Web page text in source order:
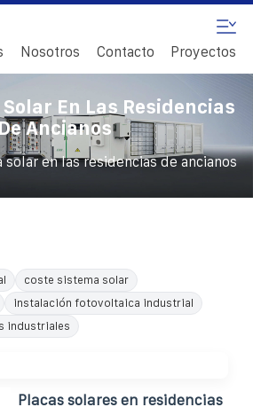
Nosotros Contacto Proyectos
En Las Residencias
De Ancianos
solar en las residencias de ancianos
coste sistema solar
instalación fotovoltaica industrial
industriales
Placas solares en residencias